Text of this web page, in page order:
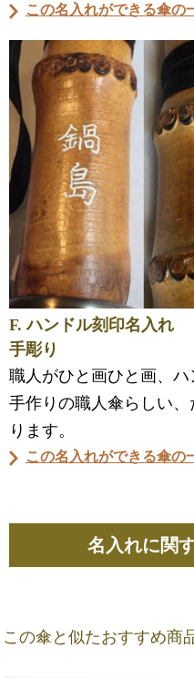
この名入れができる傘の
F. ハンドル刻印名入れ
手彫り
職人がひと画ひと画、ハ
手作りの職人傘らしい
ります。
この名入れができる傘の
名入れに関
この傘と似たおすすめ商